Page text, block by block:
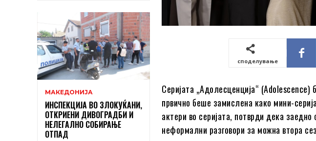
МАКЕДОНИЈА
ИНСПЕКЦИЈА ВО ЗЛОКУЌАНИ,
ОТКРИЕНИ ДИВОГРАДБИ И
НЕЛЕГАЛНО СОБИРАЊЕ
ОТПАД
споделување
Серијата „Адолесценција“
првично беше замислена како мини-
актери во серијата, потврди дека
неформални разговори за можна втора